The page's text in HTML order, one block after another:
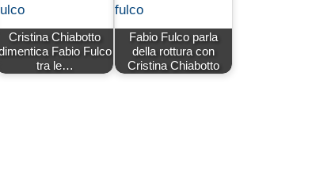
Cristina Chiabotto
Fabio Fulco
tra le…
Fabio Fulco parla
della rottura con
Cristina Chiabotto